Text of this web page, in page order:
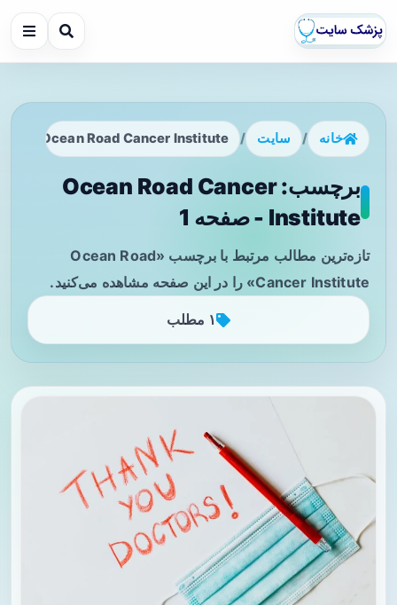
خانه / سایت /
Ocean Road Cancer Institute
برچسب: Ocean Road Cancer
Institute - صفحه 1
تازه‌ترین مطالب مرتبط با برچسب «Ocean Road
Cancer Institute» را در این صفحه مشاهده می‌کنید.
۱ مطلب